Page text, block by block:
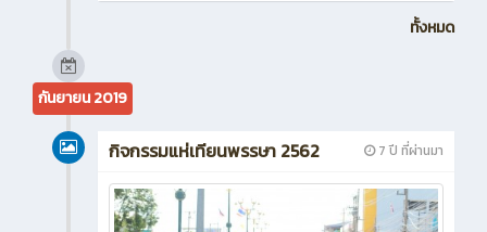
ทั้งหมด
กันยายน 2019
7 ปี ที่ผ่านมา
กิจกรรมแห่เทียนพรรษา 2562